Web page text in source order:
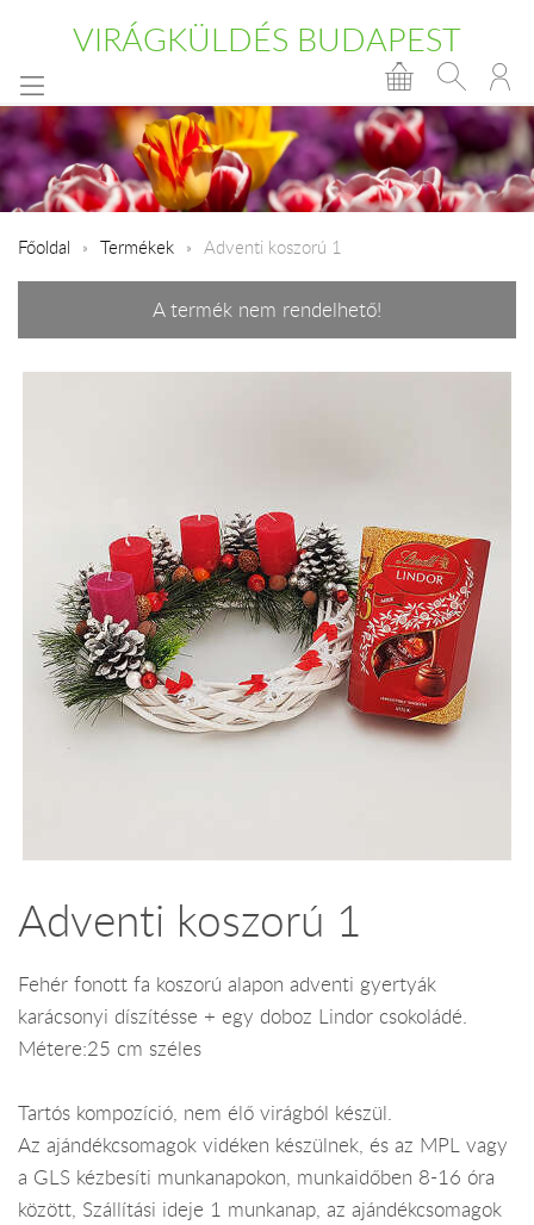
VIRÁGKÜLDÉS BUDAPEST
Főoldal Termékek Adventi koszorú 1
A termék nem rendelhető!
Adventi koszorú 1
Fehér fonott fa koszorú alapon adventi gyertyák
karácsonyi díszítésse + egy doboz Lindor csokoládé.
Métere:25 cm széles
Tartós kompozíció, nem élő virágból készül.
Az ajándékcsomagok vidéken készülnek, és az MPL vagy
a GLS kézbesíti munkanapokon, munkaidőben 8-16 óra
között, Szállítási ideje 1 munkanap, az ajándékcsomagok